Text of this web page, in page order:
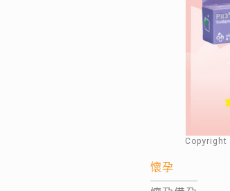
Copyright
懷孕